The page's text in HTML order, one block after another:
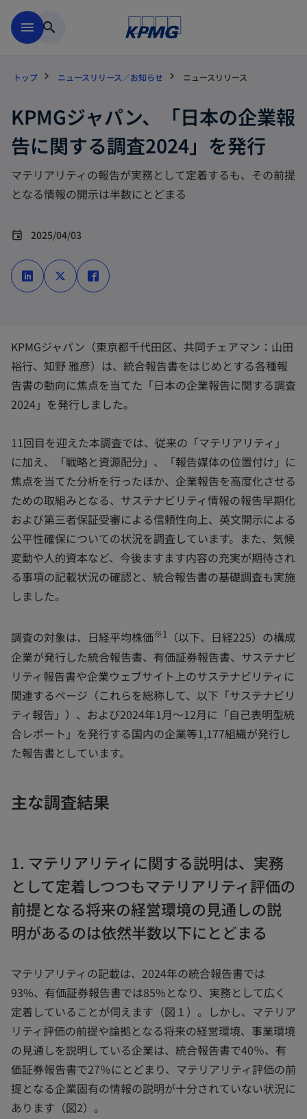
menu search
トップ ニュースリリース／お知らせ ニュースリリース
KPMGジャパン、「日本の企業報
告に関する調査2024」を発行
マテリアリティの報告が実務として定着するも、その前提
となる情報の開示は半数にとどまる
event 2025/04/03
新
し
い
タ
新
し
い
タ
し
い
KPMGジャパン（東京都千代田区、共同チェアマン：山田
裕行、知野 雅彦）は、統合報告書をはじめとする各種報
告書の動向に焦点を当てた「日本の企業報告に関する調査
2024」を発行しました。
11回目を迎えた本調査では、従来の「マテリアリティ」
に加え、「戦略と資源配分」、「報告媒体の位置付け」に
焦点を当てた分析を行ったほか、企業報告を高度化させる
ための取組みとなる、サステナビリティ情報の報告早期化
および第三者保証受審による信頼性向上、英文開示による
公平性確保についての状況を調査しています。また、気候
変動や人的資本など、今後ますます内容の充実が期待され
る事項の記載状況の確認と、統合報告書の基礎調査も実施
しました。
調査の対象は、日経平均株価※1 （以下、日経225）の構成
企業が発行した統合報告書、有価証券報告書、サステナビ
リティ報告書や企業ウェブサイト上のサステナビリティに
関連するページ（これらを総称して、以下「サステナビリ
ティ報告」）、および2024年1月～12月に「自己表明型統
合レポート」を発行する国内の企業等1,177組織が発行し
た報告書としています。
主な調査結果
1. マテリアリティに関する説明は、実務
として定着しつつもマテリアリティ評価の
前提となる将来の経営環境の見通しの説
明があるのは依然半数以下にとどまる
マテリアリティの記載は、2024年の統合報告書では
93%、有価証券報告書では85%となり、実務として広く
定着していることが伺えます（図１）。しかし、マテリア
リティ評価の前提や論拠となる将来の経営環境、事業環境
の見通しを説明している企業は、統合報告書で40％、有
価証券報告書で27％にとどまり、マテリアリティ評価の前
提となる企業固有の情報の説明が十分されていない状況に
あります（図2）。